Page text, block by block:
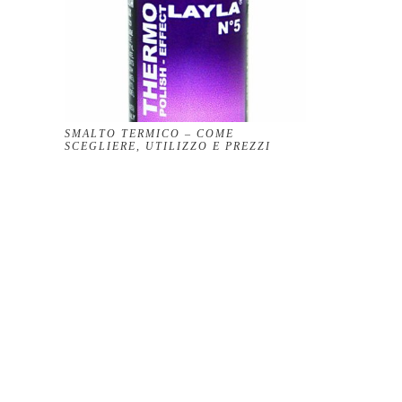
SMALTO TERMICO – COME
SCEGLIERE, UTILIZZO E PREZZI